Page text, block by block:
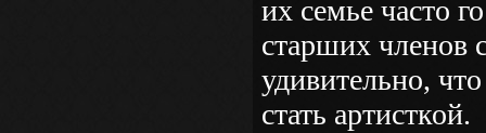
их семье часто
старших членов
удивительно,
стать артисткой.